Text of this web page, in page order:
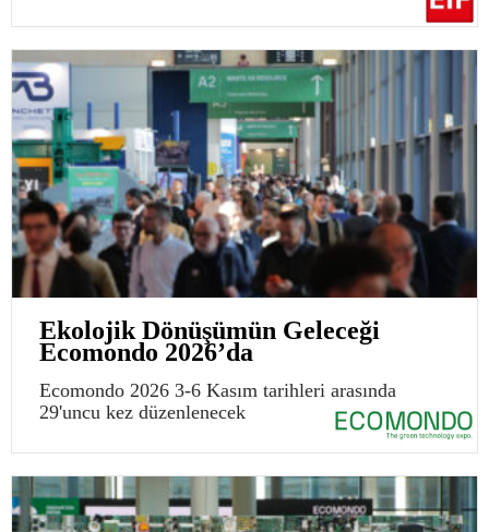
Ekolojik Dönüşümün Geleceği
Ecomondo 2026’da
Ecomondo 2026 3-6 Kasım tarihleri arasında
29'uncu kez düzenlenecek